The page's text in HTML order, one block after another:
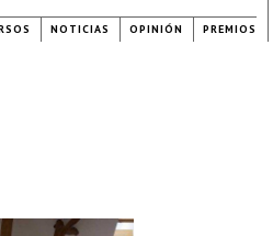
NOTICIAS OPINIÓN PREMIOS